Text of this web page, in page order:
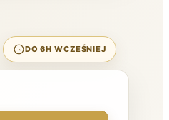
DO 6H WCZEŚNIEJ